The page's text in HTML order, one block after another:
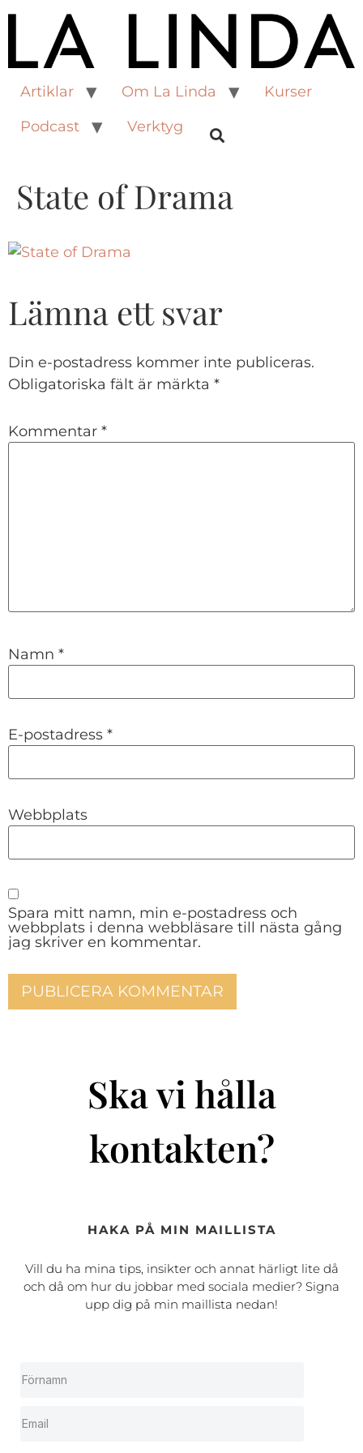
Artiklar Om La Linda
Kurser
Podcast
Verktyg
State of Drama
Lämna ett svar
Din e-postadress kommer inte publiceras.
Obligatoriska fält är märkta *
Kommentar *
Namn *
E-postadress *
Webbplats
Spara mitt namn, min e-postadress och
webbplats i denna webbläsare till nästa gång
jag skriver en kommentar.
Ska vi hålla
kontakten?
HAKA PÅ MIN MAILLISTA
Vill du ha mina tips, insikter och annat härligt lite då
och då om hur du jobbar med sociala medier? Signa
upp dig på min maillista nedan!